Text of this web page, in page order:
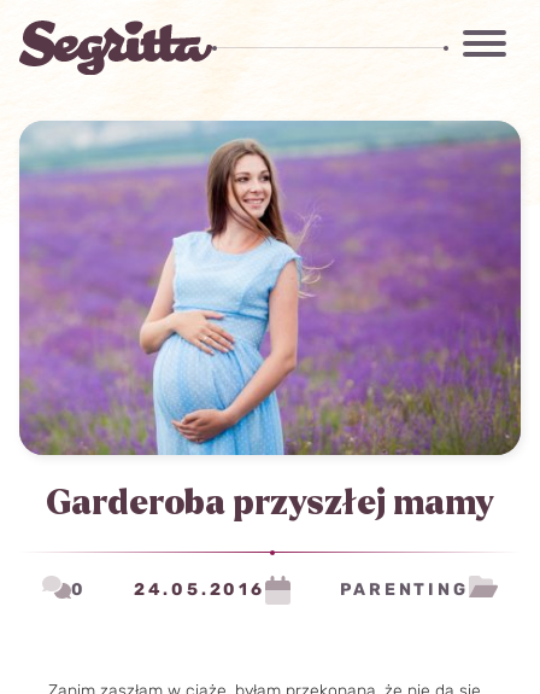
Garderoba przyszłej mamy
0 24.05.2016 PARENTING